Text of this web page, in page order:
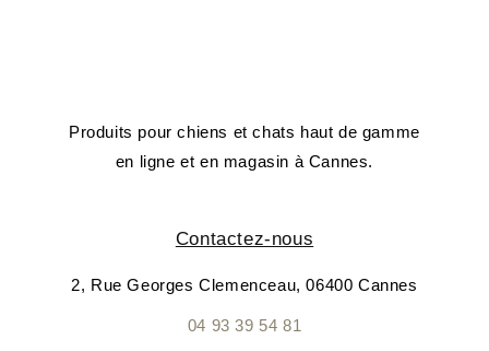
Produits pour chiens et chats haut de gamme
en ligne et en magasin à Cannes.
Contactez-nous
2, Rue Georges Clemenceau, 06400 Cannes
04 93 39 54 81